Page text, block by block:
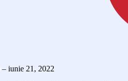
– iunie 21, 2022